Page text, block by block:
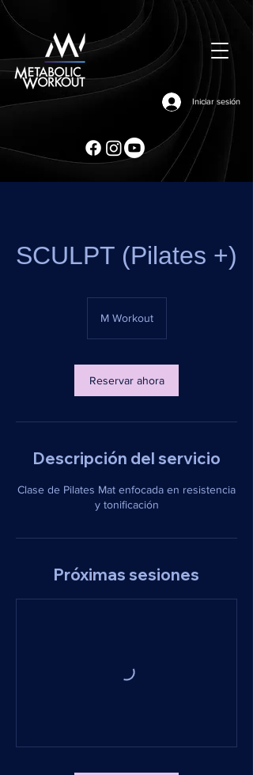
Iniciar sesión
SCULPT (Pilates +)
M Workout
Reservar ahora
Descripción del servicio
Clase de Pilates Mat enfocada en resistencia
y tonificación
Próximas sesiones